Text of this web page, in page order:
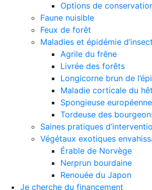
Options de
Faune nuisible
Feux de forêt
Maladies et épidémie
Agrile du frêne
Livrée des forêts
Longicorne brun de
Maladie corticale du
Spongieuse européenne
Tordeuse des
Saines pratiques
Végétaux exotiques
Érable de Norvège
Nerprun bourdaine
Renouée du Japon
Je cherche du financement